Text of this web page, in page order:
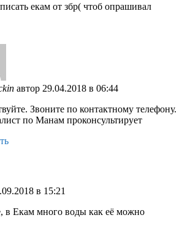
екам от збр( чтоб опрашивал
автор 29.04.2018 в 06:44
Звоните по контактному телефону.
по Манам проконсультирует
в 15:21
в Екам много воды как её можно